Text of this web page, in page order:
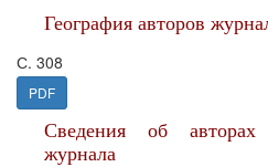
География авторов
С. 308
PDF
Сведения об авторах
журнала